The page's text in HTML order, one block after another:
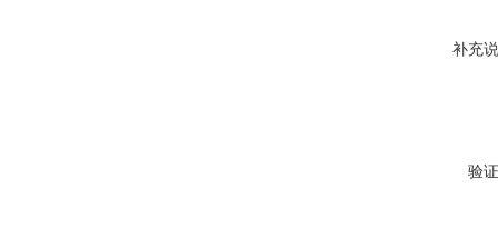
补充
验